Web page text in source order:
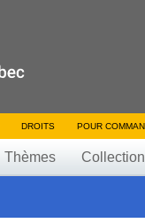
DROITS POUR
Thèmes